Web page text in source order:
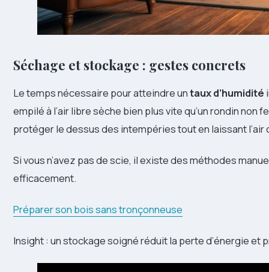
Séchage et stockage : gestes concrets
Le temps nécessaire pour atteindre untaux d’humidité
empilé à l’air libre sèche bien plus vite qu’un rondin
protéger le dessus des intempéries tout en laissant
Si vous n’avez pas de scie, il existe des méthodes
efficacement.
Préparer son bois sans tronçonneuse
Insight : un stockage soigné réduit la perte d’énergie et